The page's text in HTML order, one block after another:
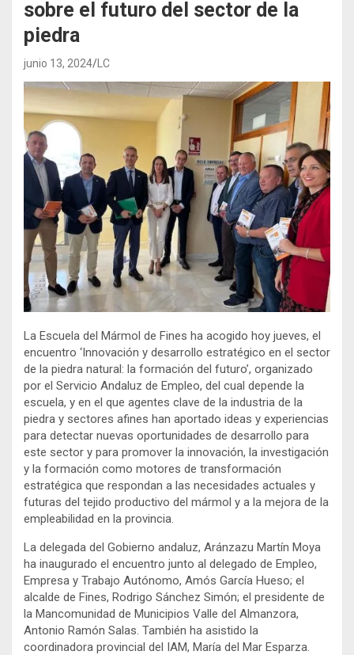
sobre el futuro del sector de la
piedra
junio 13, 2024 LC
La Escuela del Mármol de Fines ha acogido hoy jueves, el
encuentro ‘Innovación y desarrollo estratégico en el sector
de la piedra natural: la formación del futuro’, organizado
por el Servicio Andaluz de Empleo, del cual depende la
escuela, y en el que agentes clave de la industria de la
piedra y sectores afines han aportado ideas y experiencias
para detectar nuevas oportunidades de desarrollo para
este sector y para promover la innovación, la investigación
y la formación como motores de transformación
estratégica que respondan a las necesidades actuales y
futuras del tejido productivo del mármol y a la mejora de la
empleabilidad en la provincia.
La delegada del Gobierno andaluz, Aránzazu Martín Moya
ha inaugurado el encuentro junto al delegado de Empleo,
Empresa y Trabajo Autónomo, Amós García Hueso; el
alcalde de Fines, Rodrigo Sánchez Simón; el presidente de
la Mancomunidad de Municipios Valle del Almanzora,
Antonio Ramón Salas. También ha asistido la
coordinadora provincial del IAM, María del Mar Esparza.